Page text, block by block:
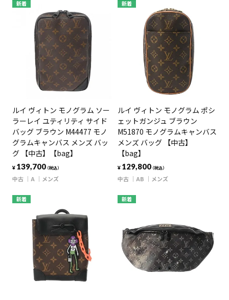
新着
ルイ ヴィトン モノグラム ソー
ラーレイ ユティリティ サイド
バッグ ブラウン M44477 モノ
グラムキャンバス メンズ バッ
グ 【中古】【bag】
¥ 139,700（税込）
中古 A メンズ
新着
ルイ ヴィトン モノグラム ポシ
ェットガンジュ ブラウン
M51870 モノグラムキャンバス
メンズ バッグ 【中古】
【bag】
¥ 129,800（税込）
中古 AB メンズ
新着 新着